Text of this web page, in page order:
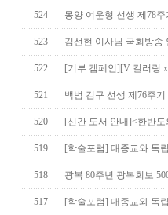
524 몽양 여운형 선생 제78
523 김선현 이사님 국회방송
522 [기부 캠페인][V 컬러링
521 백범 김구 선생 제76주
520 [신간 도서 안내]<한반
519 [학술포럼] 대종교와 독
518 광복 80주년 광복회보
517 [학술포럼] 대종교와 독